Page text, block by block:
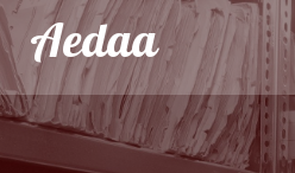
Aller
au
Aedaa